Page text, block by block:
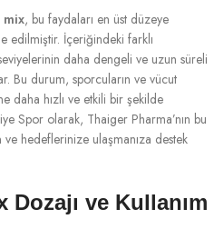
, bu faydaları en üst düzeye
edilmiştir. İçeriğindeki farklı
daha dengeli ve uzun süreli
Bu durum, sporcuların ve vücut
daha hızlı ve etkili bir şekilde
Spor olarak, Thaiger Pharma’nın bu
hedeflerinize ulaşmanıza destek
Dozajı ve Kullanım